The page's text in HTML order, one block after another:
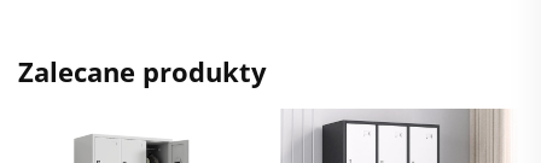
Zalecane produkty